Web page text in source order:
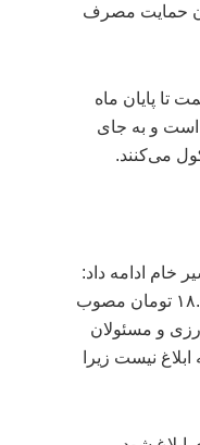
حمایت مصرف
تا پایان ماه
است و به جای
می‌کنند.
خام ادامه داد:
امسال با وجود اینکه نرخ خرید تضمینی شیر خام حدود ۱۸ هزار و ۱۸.۱۲۵ تومان مصوب
و مسئولان
نیست زیرا